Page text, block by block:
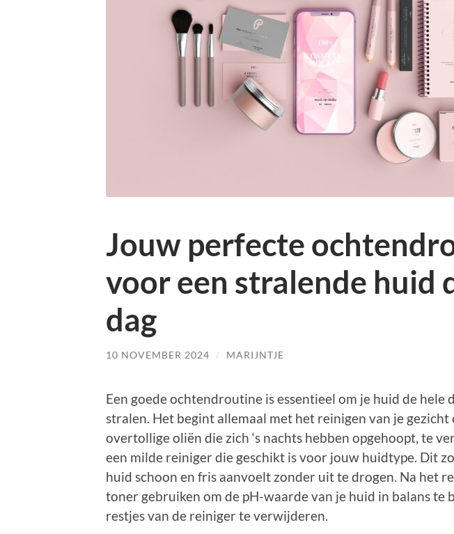
Jouw perfecte
voor een stralende huid
dag
10 NOVEMBER 2024 / MARIJNTJE
Een goede ochtendroutine is essentieel om je huid de hele
stralen. Het begint allemaal met het reinigen van je gezicht
overtollige oliën die zich ‘s nachts hebben opgehoopt, te
een milde reiniger die geschikt is voor jouw huidtype. Dit
huid schoon en fris aanvoelt zonder uit te drogen. Na het
toner gebruiken om de pH-waarde van je huid in balans te
restjes van de reiniger te verwijderen.